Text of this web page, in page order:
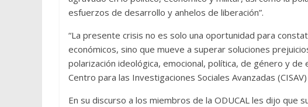
esfuerzos de desarrollo y anhelos de liberación”.
“La presente crisis no es solo una oportunidad para
económicos, sino que mueve a superar soluciones
polarización ideológica, emocional, política, de género y de
Centro para las Investigaciones Sociales Avanzadas
En su discurso a los miembros de la ODUCAL les dijo que